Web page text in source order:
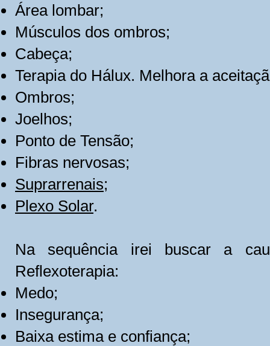
Área lombar;
Músculos dos ombros;
Cabeça;
Terapia do Hálux. Melhora a
Ombros;
Joelhos;
Ponto de Tensão;
Fibras nervosas;
Suprarrenais;
Plexo Solar.
Na sequência irei buscar a
Reflexoterapia:​
Medo;
Insegurança;
Baixa estima e confiança;